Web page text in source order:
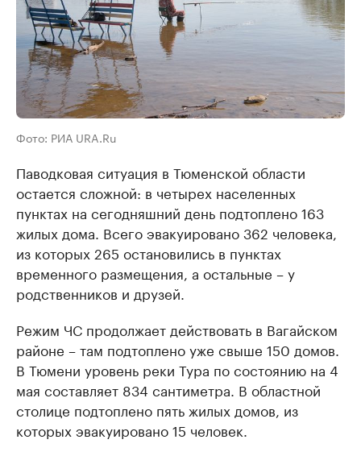
Фото: РИА URA.Ru
Паводковая ситуация в Тюменской области
остается сложной: в четырех населенных
пунктах на сегодняшний день подтоплено 163
жилых дома. Всего эвакуировано 362 человека,
из которых 265 остановились в пунктах
временного размещения, а остальные – у
родственников и друзей.
Режим ЧС продолжает действовать в Вагайском
районе – там подтоплено уже свыше 150 домов.
В Тюмени уровень реки Тура по состоянию на 4
мая составляет 834 сантиметра. В областной
столице подтоплено пять жилых домов, из
которых эвакуировано 15 человек.